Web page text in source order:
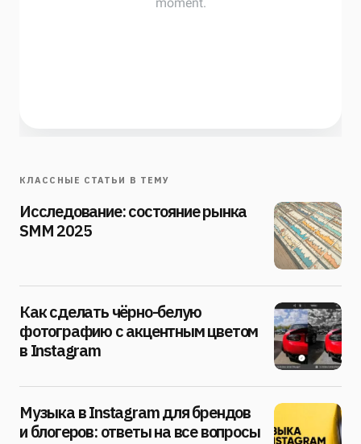
КЛАССНЫЕ СТАТЬИ В ТЕМУ
Исследование: состояние рынка
SMM 2025
Как сделать чёрно-белую
фотографию с акцентным цветом
в Instagram
Музыка в Instagram для брендов
и блогеров: ответы на все вопросы